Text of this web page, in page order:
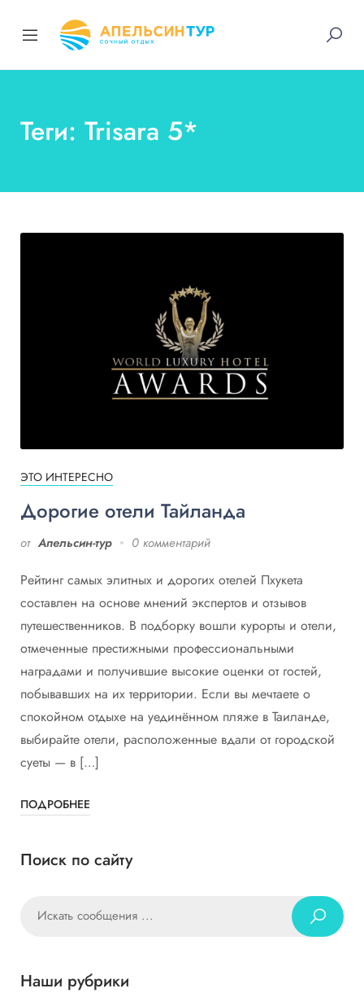
Теги: Trisara 5*
ЭТО ИНТЕРЕСНО
Дорогие отели Тайланда
от Апельсин-тур 0 комментарий
Рейтинг самых элитных и дорогих отелей Пхукета
составлен на основе мнений экспертов и отзывов
путешественников. В подборку вошли курорты и отели,
отмеченные престижными профессиональными
наградами и получившие высокие оценки от гостей,
побывавших на их территории. Если вы мечтаете о
спокойном отдыхе на уединённом пляже в Таиланде,
выбирайте отели, расположенные вдали от городской
суеты — в […]
ПОДРОБНЕЕ
Поиск по сайту
Наши рубрики